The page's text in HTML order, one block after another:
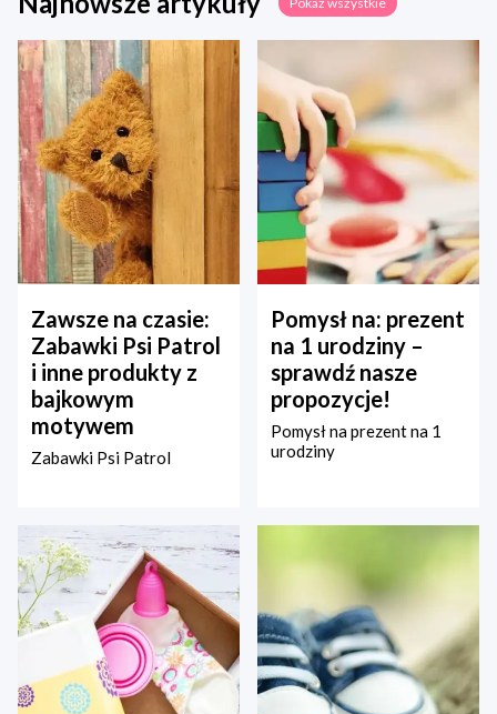
Zawsze na czasie:
Zabawki Psi Patrol
i inne produkty z
bajkowym
motywem
Zabawki Psi Patrol
Pomysł na: prezent
na 1 urodziny –
sprawdź nasze
propozycje!
Pomysł na prezent na 1
urodziny